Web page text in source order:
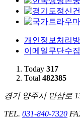
개인정보처리
이메일무단수
Today 317
Total 482385
경기 양주시 만삼로
TEL. 031-840-7320